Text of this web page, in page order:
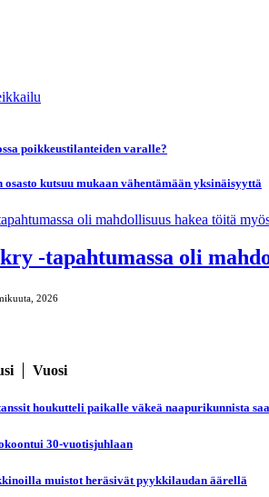
poikkeustilanteiden varalle?
osasto kutsuu mukaan vähentämään yksinäisyyttä
-tapahtumassa oli
2026
Vuosi
houkutteli paikalle väkeä naapurikunnista
30-vuotisjuhlaan
muistot heräsivät pyykkilaudan äärellä